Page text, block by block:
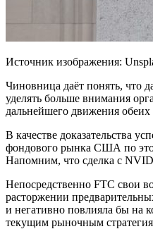
Источник изображения:
Чиновница даёт понять, что
уделять больше внимания
дальнейшего движения
В качестве доказательства
фондового рынка США по
Напомним, что сделка с
Непосредственно FTC свои
расторжении
и негативно повлияла бы на
текущим рыночным